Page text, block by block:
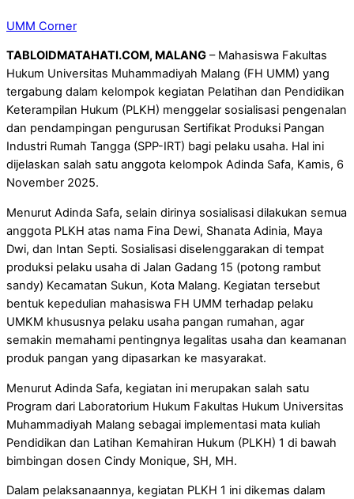
UMM Corner
TABLOIDMATAHATI.COM, MALANG – Mahasiswa Fakultas
Hukum Universitas Muhammadiyah Malang (FH UMM) yang
tergabung dalam kelompok kegiatan Pelatihan dan Pendidikan
Keterampilan Hukum (PLKH) menggelar sosialisasi pengenalan
dan pendampingan pengurusan Sertifikat Produksi Pangan
Industri Rumah Tangga (SPP-IRT) bagi pelaku usaha. Hal ini
dijelaskan salah satu anggota kelompok Adinda Safa, Kamis, 6
November 2025.
Menurut Adinda Safa, selain dirinya sosialisasi dilakukan semua
anggota PLKH atas nama Fina Dewi, Shanata Adinia, Maya
Dwi, dan Intan Septi. Sosialisasi diselenggarakan di tempat
produksi pelaku usaha di Jalan Gadang 15 (potong rambut
sandy) Kecamatan Sukun, Kota Malang. Kegiatan tersebut
bentuk kepedulian mahasiswa FH UMM terhadap pelaku
UMKM khususnya pelaku usaha pangan rumahan, agar
semakin memahami pentingnya legalitas usaha dan keamanan
produk pangan yang dipasarkan ke masyarakat.
Menurut Adinda Safa, kegiatan ini merupakan salah satu
Program dari Laboratorium Hukum Fakultas Hukum Universitas
Muhammadiyah Malang sebagai implementasi mata kuliah
Pendidikan dan Latihan Kemahiran Hukum (PLKH) 1 di bawah
bimbingan dosen Cindy Monique, SH, MH.
Dalam pelaksanaannya, kegiatan PLKH 1 ini dikemas dalam